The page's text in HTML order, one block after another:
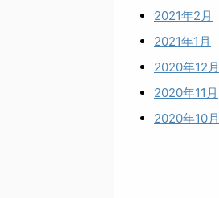
2021年2月
2021年1月
2020年12月
2020年11月
2020年10月